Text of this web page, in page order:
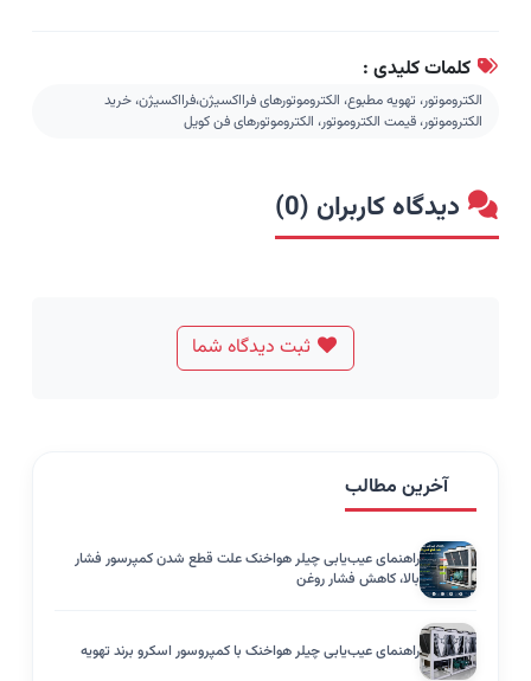
آخرین مطالب
راهنمای عیب‌یابی چیلر هواخنک علت قطع شدن کمپرسور فشار
بالا، کاهش فشار روغن
راهنمای عیب‌یابی چیلر هواخنک با کمپروسور اسکرو برند تهویه
کلمات کلیدی :
الکتروموتور، تهویه مطبوع، الکتروموتورهای فرااکسیژن،فرااکسیژن، خرید
الکتروموتور، قیمت الکتروموتور، الکتروموتورهای فن کویل
دیدگاه کاربران (0)
ثبت دیدگاه شما